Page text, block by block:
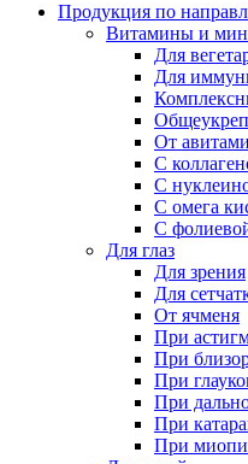
Продукция по
Витамины и
Для
Для
От
С
С
С омега
С
Для глаз
Для зрения
Для
От ячменя
При
При
При
При
При
При